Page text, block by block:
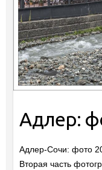
Адлер:
Адлер-Сочи: фото
Вторая часть